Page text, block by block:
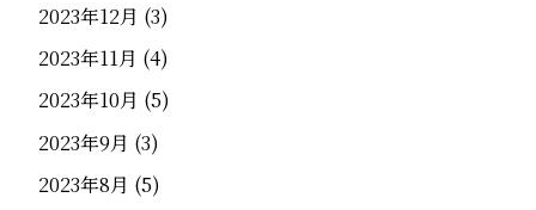
2023年12月 (3)
2023年11月 (4)
2023年10月 (5)
2023年9月 (3)
2023年8月 (5)